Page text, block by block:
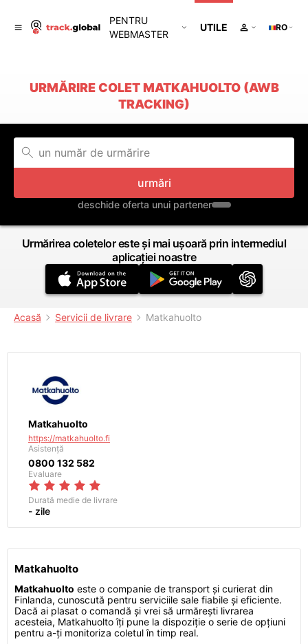
PENTRU
WEBMASTER
UTILE RO
URMĂRIRE COLET MATKAHUOLTO (AWB
TRACKING)
urmări
deschide oferta unui partener
Urmărirea coletelor este și mai ușoară prin intermediul
aplicației noastre
Acasă Servicii de livrare Matkahuolto
Matkahuolto
https://matkahuolto.fi
Asistență
0800 132 582
Evaluare
Durată medie de livrare
- zile
Matkahuolto
Matkahuolto este o companie de transport și curierat din
Finlanda, cunoscută pentru serviciile sale fiabile și eficiente.
Dacă ai plasat o comandă și vrei să urmărești livrarea
acesteia, Matkahuolto îți pune la dispoziție o serie de opțiuni
pentru a-ți monitoriza coletul în timp real.